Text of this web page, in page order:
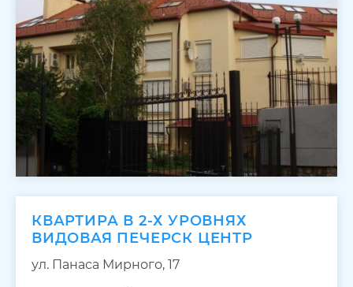
КВАРТИРА В 2-Х УРОВНЯХ
ВИДОВАЯ ПЕЧЕРСК ЦЕНТР
ул. Панаса Мирного, 17